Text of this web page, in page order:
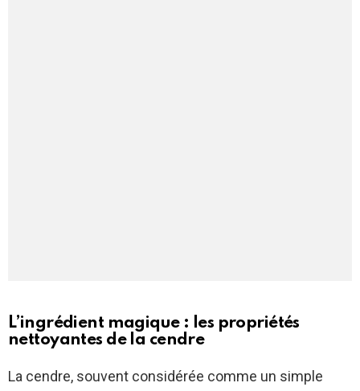
L’ingrédient magique : les propriétés
nettoyantes de la cendre
La cendre, souvent considérée comme un simple